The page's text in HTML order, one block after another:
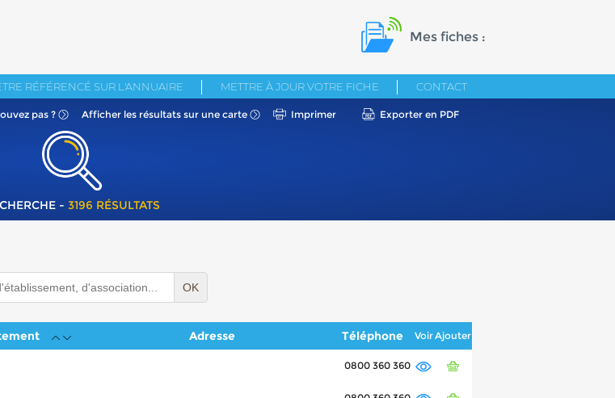
Mes fiches :
RÉFÉRENCÉ SUR L'ANNUAIRE METTRE À JOUR VOTRE FICHE CONTACT
pas ? Afficher les résultats sur une carte Imprimer Exporter en PDF
- 3196 RÉSULTATS
OK
Adresse Téléphone VoirAjouter
0800 360 360